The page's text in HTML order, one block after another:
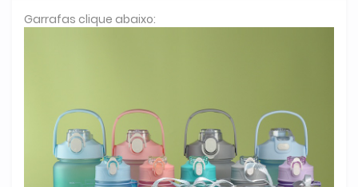
Garrafas clique abaixo: